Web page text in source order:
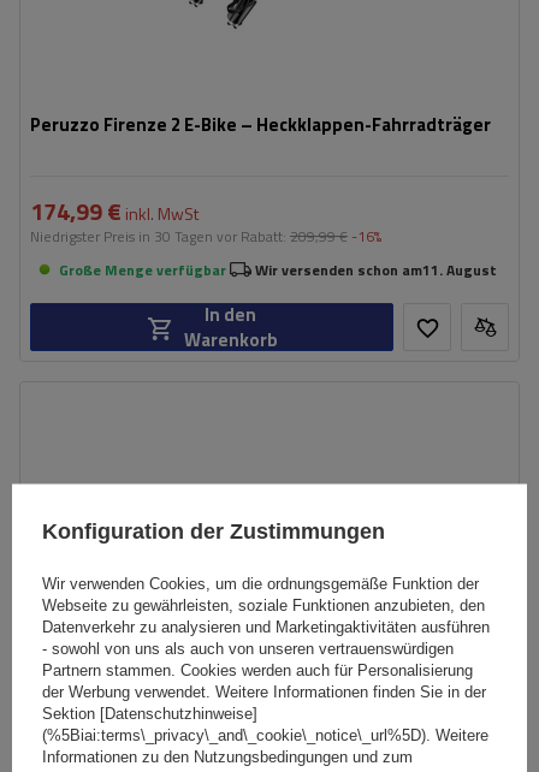
Peruzzo Firenze 2 E-Bike – Heckklappen-Fahrradträger
174,99 € inkl. MwSt
Niedrigster Preis in 30 Tagen vor Rabatt: 209,99 € -16%
Große Menge verfügbar
Wir versenden schon am11. August
In den
Warenkorb
Konfiguration der Zustimmungen
Wir verwenden Cookies, um die ordnungsgemäße Funktion der
Webseite zu gewährleisten, soziale Funktionen anzubieten, den
Datenverkehr zu analysieren und Marketingaktivitäten ausführen
- sowohl von uns als auch von unseren vertrauenswürdigen
Partnern stammen. Cookies werden auch für Personalisierung
der Werbung verwendet. Weitere Informationen finden Sie in der
Sektion [Datenschutzhinweise]
(%5Biai:terms\_privacy\_and\_cookie\_notice\_url%5D). Weitere
Informationen zu den Nutzungsbedingungen und zum